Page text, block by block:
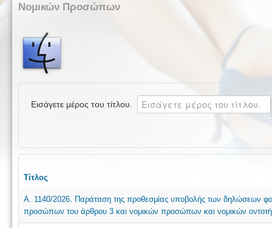
Νομικών Προσώπων
Εισάγετε μέρος του τίτλου.
Τίτλος
Α. 1140/2026. Παράταση της προθεσμίας υποβολής των δηλώσεων
προσώπων του άρθρου 3 και νομικών προσώπων και νομικών